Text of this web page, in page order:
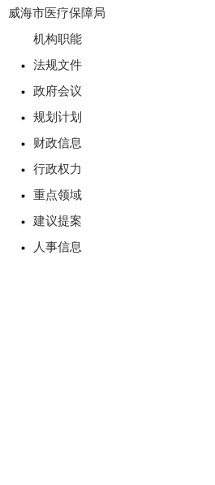
威海市医疗保障局
机构职能
法规文件
政府会议
规划计划
财政信息
行政权力
重点领域
建议提案
人事信息